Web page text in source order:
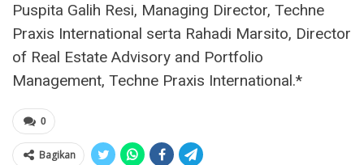
Puspita Galih Resi, Managing Director, Techne
Praxis International serta Rahadi Marsito, Director
of Real Estate Advisory and Portfolio
Management, Techne Praxis International.*
0
Bagikan